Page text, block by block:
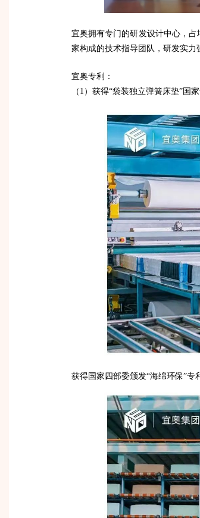
宜奥拥有专门的研发设计中心，
家构成的技术指导团队，研发实力
宜奥专利：
（1）获得“袋装独立弹簧床垫”国
获得国家四部委颁发“海绵环保”专